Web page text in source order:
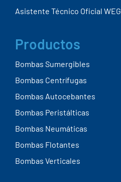
Asistente Técnico Oficial WEG
Productos
Bombas Sumergibles
Bombas Centrífugas
Bombas Autocebantes
Bombas Peristálticas
Bombas Neumáticas
Bombas Flotantes
Bombas Verticales